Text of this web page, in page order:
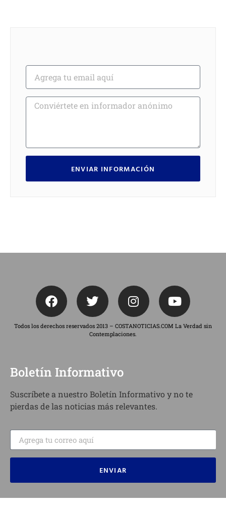
ENVIAR INFORMACIÓN
Todos los derechos reservados 2013 – COSTANOTICIAS.COM La Verdad sin
Contemplaciones.
Boletín Informativo
Suscríbete a nuestro Boletín Informativo y no te
pierdas de las noticias más relevantes.
ENVIAR